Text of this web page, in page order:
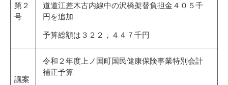
第２
号
道道江差木古内線中の沢橋架替負担金４０５千
円を追加
予算総額は３２２，４４７千円
議案
令和２年度上ノ国町国民健康保険事業特別会計
補正予算